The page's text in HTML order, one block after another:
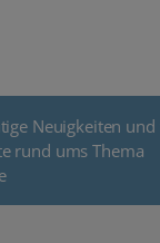
Neuigkeiten und
rund ums Thema